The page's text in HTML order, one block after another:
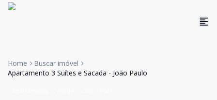
Home
Buscar imóvel
Apartamento 3 Suítes e Sacada - João Paulo